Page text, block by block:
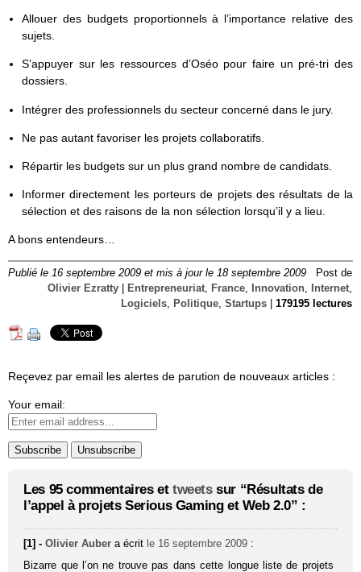
Allouer des budgets proportionnels à l’importance relative des
sujets.
S’appuyer sur les ressources d’Oséo pour faire un pré-tri des
dossiers.
Intégrer des professionnels du secteur concerné dans le jury.
Ne pas autant favoriser les projets collaboratifs.
Répartir les budgets sur un plus grand nombre de candidats.
Informer directement les porteurs de projets des résultats de la
sélection et des raisons de la non sélection lorsqu’il y a lieu.
A bons entendeurs…
Publié le 16 septembre 2009 et mis à jour le 18 septembre 2009
Post de
Olivier Ezratty
Entrepreneuriat, France, Innovation, Internet,
Logiciels, Politique, Startups 179195 lectures
Reçevez par email les alertes de parution de nouveaux articles :
Your email:
Les 95 commentaires et tweetssur “Résultats de
l’appel à projets Serious Gaming et Web 2.0” :
[1] -Olivier Auber a écrit le 16 septembre 2009 :
Bizarre que l’on ne trouve pas dans cette longue liste de projets